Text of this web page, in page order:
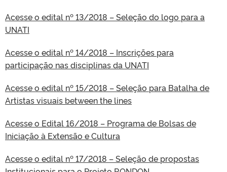
Acesse o edital nº 13/2018 – Seleção do logo para a
UNATI
Acesse o edital nº 14/2018 – Inscrições para
participação nas disciplinas da UNATI
Acesse o edital nº 15/2018 – Seleção para Batalha de
Artistas visuais between the lines
Acesse o Edital 16/2018 – Programa de Bolsas de
Iniciação à Extensão e Cultura
Acesse o edital nº 17/2018 – Seleção de propostas